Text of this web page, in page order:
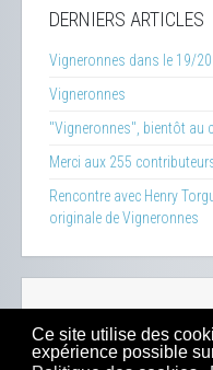
Ce site utilise des
expérience possible
DERNIERS ARTICLES
Vigneronnes dans le 19/20
Vigneronnes
"Vigneronnes", bientôt au
Merci aux 255
Rencontre avec Henry
originale de Vigneronnes
100% Bio-Presse -
-